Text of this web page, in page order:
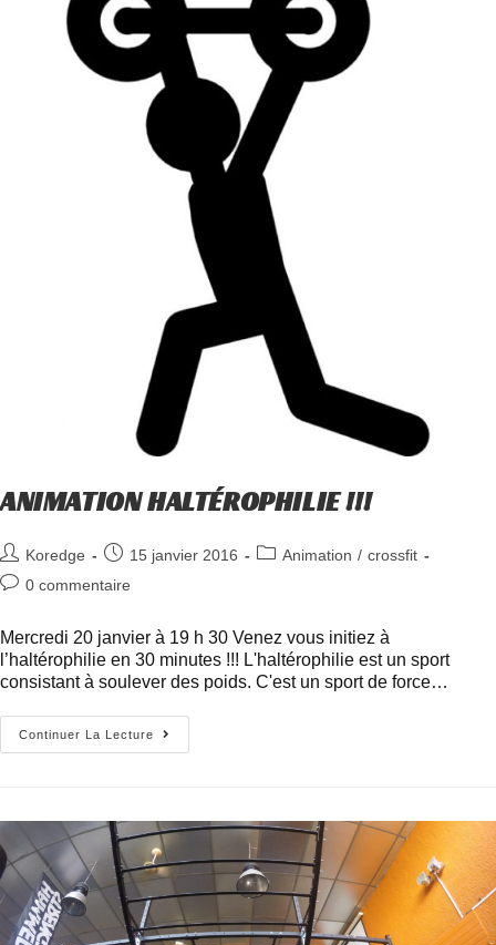
ANIMATION HALTÉROPHILIE !!!
Koredge 15 janvier 2016 Animation / crossfit
0 commentaire
Mercredi 20 janvier à 19 h 30 Venez vous initiez à
l’haltérophilie en 30 minutes !!! L'haltérophilie est un sport
consistant à soulever des poids. C'est un sport de force…
Continuer La Lecture